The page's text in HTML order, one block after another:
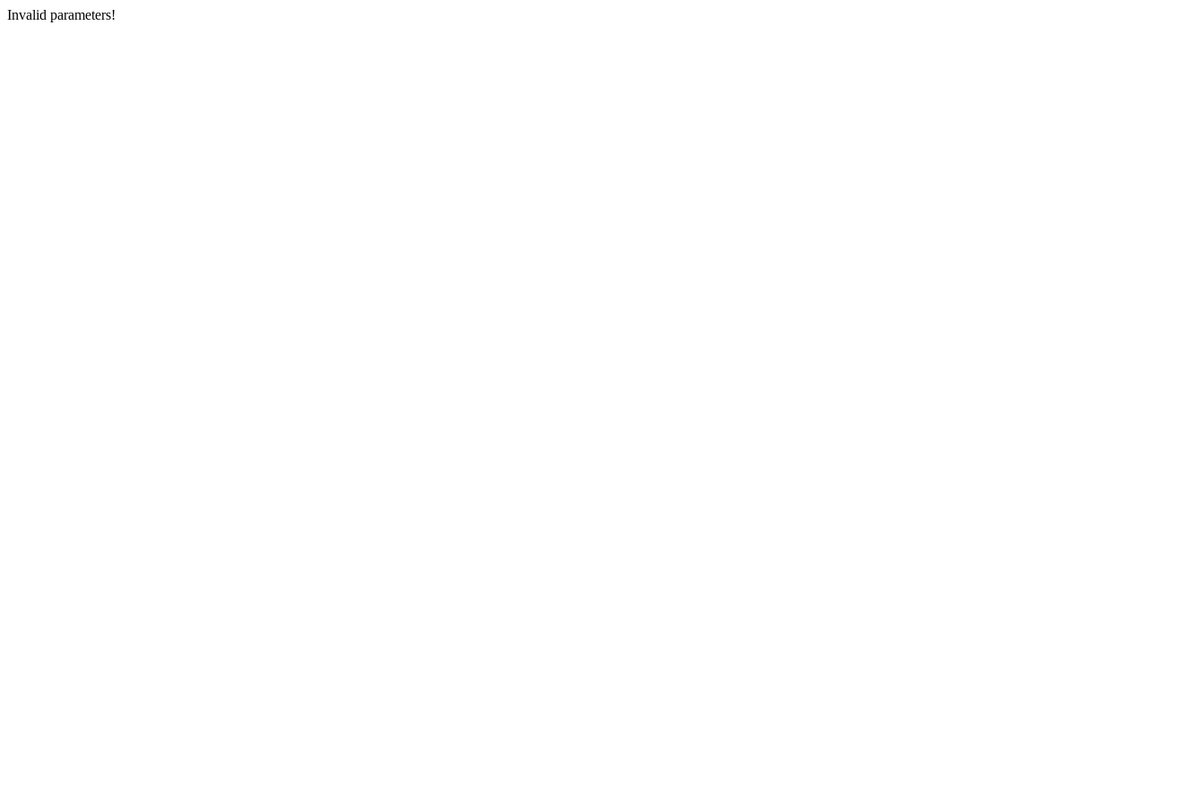
Invalid parameters!